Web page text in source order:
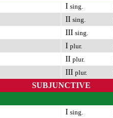
I sing.
II sing.
III sing.
I plur.
II plur.
III plur.
SUBJUNCTIVE
I sing.